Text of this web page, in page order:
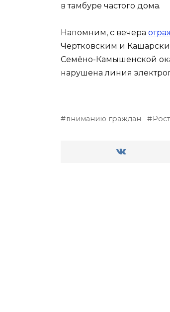
в тамбуре частого дома.
Напомним, с вечера
Чертковским и
Семёно-Камышенской
нарушена линия
вниманию граждан